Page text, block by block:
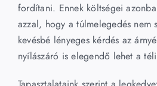
fordítani. Ennek költségei
azzal, hogy a túlmelegedés nem
kevésbé lényeges kérdés az
nyílászáró is elegendő lehet a